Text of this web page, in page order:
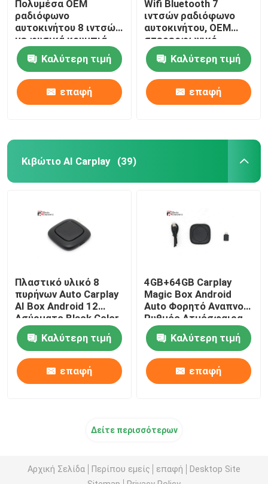
Πολυμέσα OEM
ραδιόφωνο
αυτοκινήτου 8 ιντσών
με φυσικά κουμπιά
Σύστημα πλοήγησης
GPS Καλύτερη τιμή
επαφή
Wifi Bluetooth 7
ιντσών ραδιόφωνο
αυτοκινήτου, OEM
στερεοφωνικό
αυτοκινήτου για
VolkswagenΚαλύτερη τιμή
επαφή
Κιβώτιο AI Carplay (39)
Πλαστικό υλικό 8
πυρήνων Auto Carplay
AI Box Android 12
Ασύρματο Black Color
Καλύτερη τιμή
επαφή
4GB+64GB Carplay
Magic Box Android
Auto Φορητό Αναπνοή
Ρυθμός Ατμόσφαιρα
μουσικής
Καλύτερη τιμή
επαφή
Δείτε περισσότερων
Αρχική Σελίδα Περίπου εμείς επαφή
Desktop Site